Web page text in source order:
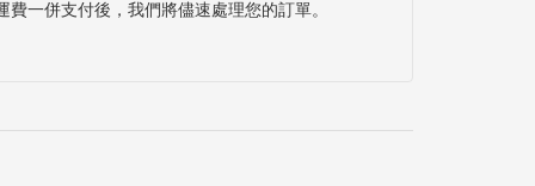
一併支付後，我們將儘速處理您的訂單。